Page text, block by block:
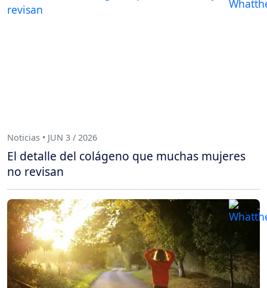
Noticias • JUN 3 / 2026
El detalle del colágeno que muchas mujeres
no revisan